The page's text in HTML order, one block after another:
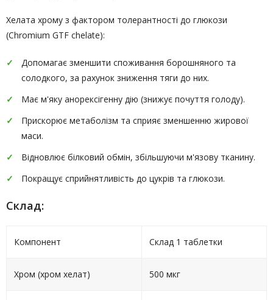
Хелата хрому з фактором толерантності до глюкози
(Chromium GTF chelate):
Допомагає зменшити споживання борошняного та
солодкого, за рахунок зниження тяги до них.
Має м'яку анорексігенну дію (знижує почуття голоду).
Прискорює метаболізм та сприяє зменшенню жирової
маси.
Відновлює білковий обмін, збільшуючи м'язову тканину.
Покращує сприйнятливість до цукрів та глюкози.
Склад:
Компонент Склад 1 таблетки
Хром (хром хелат) 500 мкг